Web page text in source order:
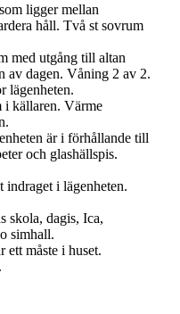
ligger mellan
håll. Två st sovrum
med utgång till altan
av dagen. Våning 2 av 2.
lägenheten.
i källaren. Värme
är i förhållande till
och glashällspis.
i lägenheten.
skola, dagis, Ica,
simhall.
ett måste i huset.